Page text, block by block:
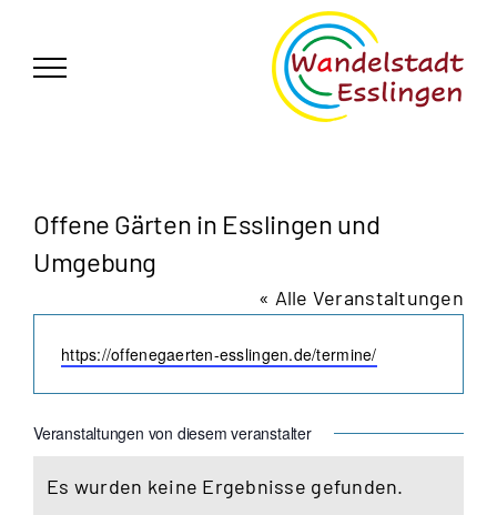
springen
Offene Gärten in Esslingen und
Umgebung
« Alle Veranstaltungen
Webseite
https://offenegaerten-esslingen.de/termine/
Veranstaltungen von diesem veranstalter
Hinweis
Es wurden keine Ergebnisse gefunden.